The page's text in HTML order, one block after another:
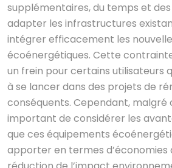
supplémentaires, du temps et
adapter les infrastructures
intégrer efficacement les
écoénergétiques. Cette
un frein pour certains utilisateurs
à se lancer dans des projets de
conséquents. Cependant, malgré
important de considérer les
que ces équipements
apporter en termes d’économies